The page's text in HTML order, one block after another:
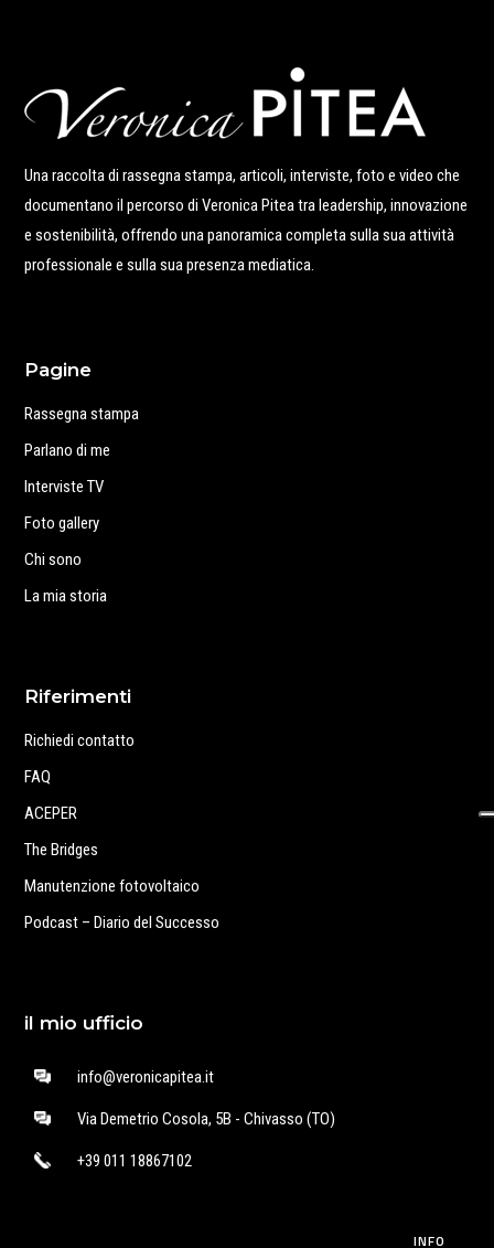
Una raccolta di rassegna stampa, articoli, interviste, foto e video che
documentano il percorso di Veronica Pitea tra leadership, innovazione
e sostenibilità, offrendo una panoramica completa sulla sua attività
professionale e sulla sua presenza mediatica.
Pagine
Rassegna stampa
Parlano di me
Interviste TV
Foto gallery
Chi sono
La mia storia
Riferimenti
Richiedi contatto
FAQ
ACEPER
The Bridges
Manutenzione fotovoltaico
Podcast – Diario del Successo
il mio ufficio
info@veronicapitea.it
Via Demetrio Cosola, 5B - Chivasso (TO)
+39 011 18867102
INFO